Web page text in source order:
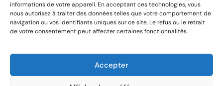
informations de votre appareil. En acceptant ces technologies, vous
nous autorisez à traiter des données telles que votre comportement de
navigation ou vos identifiants uniques sur ce site. Le refus ou le retrait
de votre consentement peut affecter certaines fonctionnalités.
Accepter
Politique de confidentialité
Acrylique Époxy Lanaudière© 2025 – Tous droits
réservés